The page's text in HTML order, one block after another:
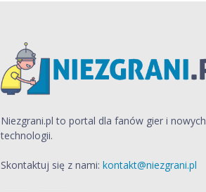
Niezgrani.pl to portal dla fanów gier i nowych
technologii.
Skontaktuj się z nami: kontakt@niezgrani.pl